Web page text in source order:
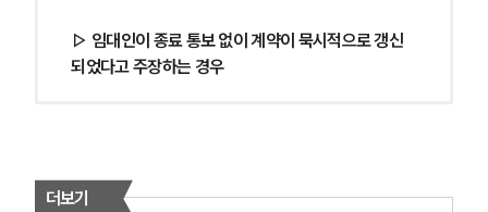
▷ 임대인이 종료 통보 없이 계약이 묵시적으로 갱신
되었다고 주장하는 경우
더보기